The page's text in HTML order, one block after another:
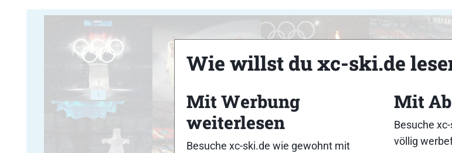
1 2 4
Wie willst du xc-ski.de
Mit Werbung
weiterlesen
Besuche xc-ski.de wie gewohnt mit
Mit
Besuche
völlig